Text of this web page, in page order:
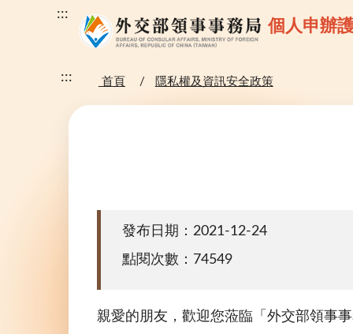
:::
個人申辦
::: 首頁 隱私權及資訊安全政策
發布日期：2021-12-24
點閱次數：74549
親愛的朋友，歡迎您蒞臨「外交部領事